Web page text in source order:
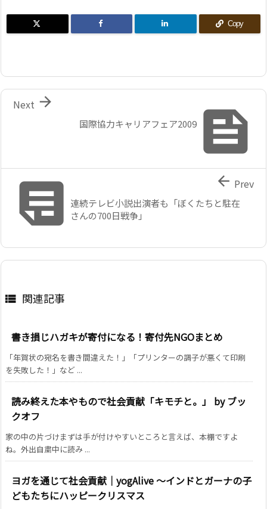
Copy

国際協力キャリアフェア2009

Next
連続テレビ小説出演者も「ぼくたちと駐在
さんの700日戦争」
 Prev
 関連記事
書き損じハガキが寄付になる！寄付先NGOまとめ
「年賀状の宛名を書き間違えた！」「プリンターの調子が悪くて印刷
を失敗した！」など ...
読み終えた本やもので社会貢献「キモチと。」 by ブッ
クオフ
家の中の片づけまずは手が付けやすいところと言えば、本棚ですよ
ね。外出自粛中に読み ...
ヨガを通じて社会貢献｜yogAlive ～インドとガーナの子
どもたちにハッピークリスマス